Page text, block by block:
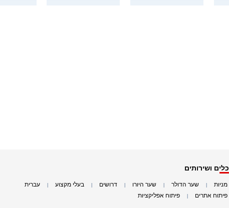
כלים ושירותים
מניות שער הדולר שער היורו דרושים בעלי מקצוע עברית
פיתוח אתרים פיתוח אפליקציות